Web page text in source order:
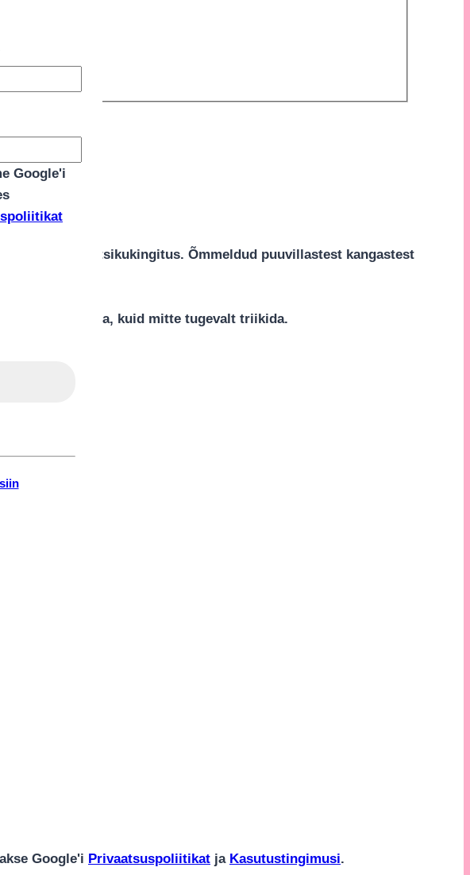
praktiline katsikukingitus. Õmmeldud puuvillastest kangastest
aurutada, kuid mitte tugevalt triikida.
Google'i Privaatsuspoliitikat ja Kasutustingimusi.
Google'i